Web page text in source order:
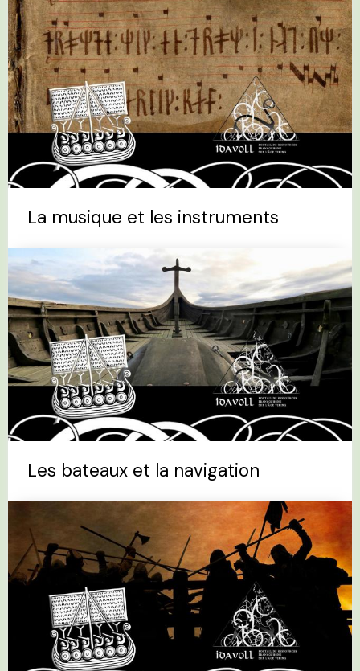
La musique et les instruments
Les bateaux et la navigation